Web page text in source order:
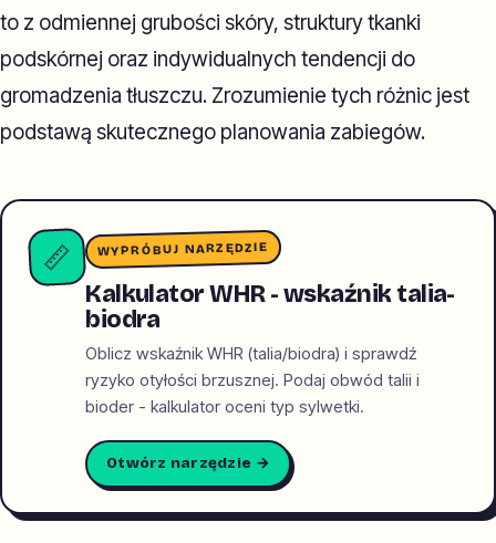
to z odmiennej grubości skóry, struktury tkanki
podskórnej oraz indywidualnych tendencji do
gromadzenia tłuszczu. Zrozumienie tych różnic jest
podstawą skutecznego planowania zabiegów.
📏 WYPRÓBUJ NARZĘDZIE
Kalkulator WHR - wskaźnik talia-
biodra
Oblicz wskaźnik WHR (talia/biodra) i sprawdź
ryzyko otyłości brzusznej. Podaj obwód talii i
bioder - kalkulator oceni typ sylwetki.
Otwórz narzędzie →